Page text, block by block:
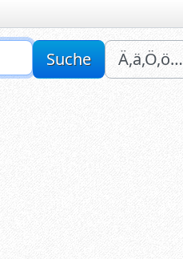
Suche Ä,ä,Ö,ö…